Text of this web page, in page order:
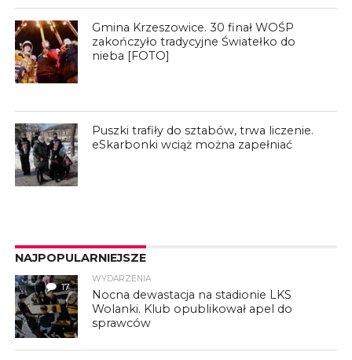
Gmina Krzeszowice. 30 finał WOŚP
zakończyło tradycyjne Światełko do
nieba [FOTO]
Puszki trafiły do sztabów, trwa liczenie.
eSkarbonki wciąż można zapełniać
NAJPOPULARNIEJSZE
17
WYDARZENIA
Nocna dewastacja na stadionie LKS
Wolanki. Klub opublikował apel do
sprawców